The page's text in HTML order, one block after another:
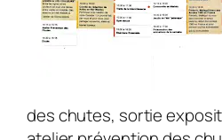
des chutes, sortie